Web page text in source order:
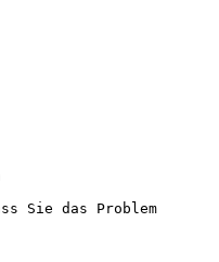
Sie das Problem